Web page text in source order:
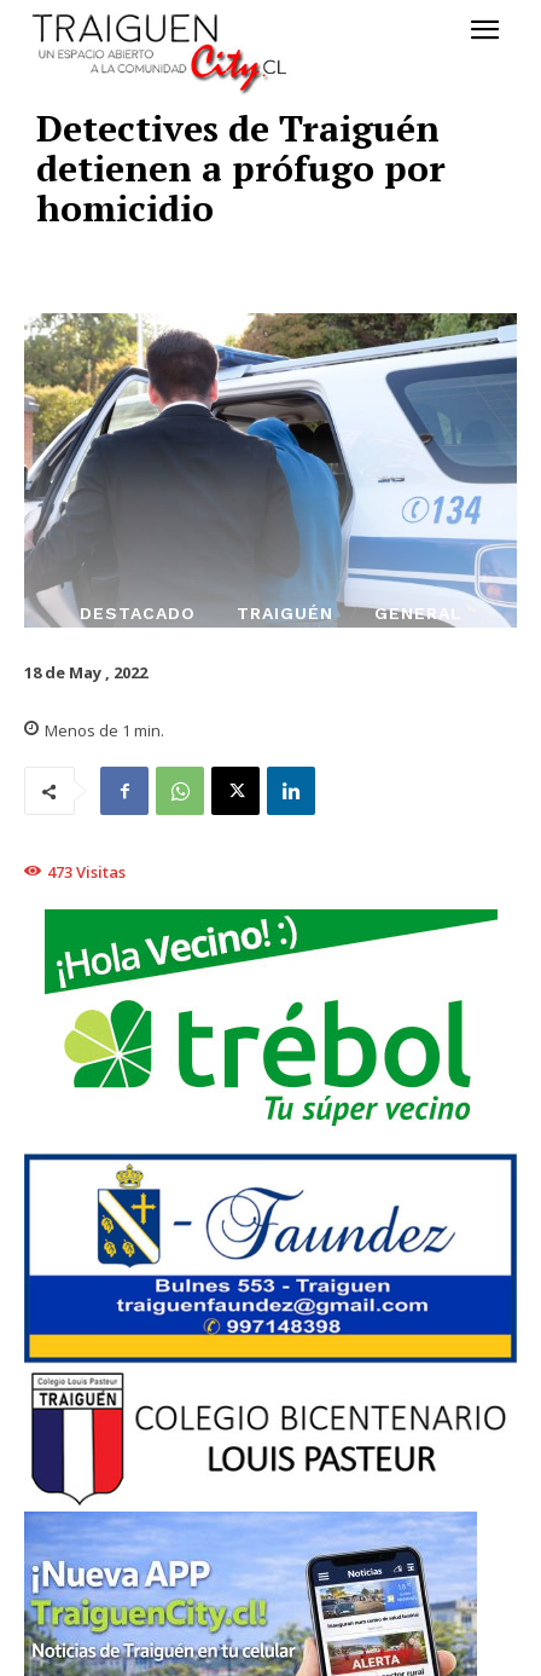
Detectives de Traiguén
detienen a prófugo por
homicidio
DESTACADO TRAIGUÉN GENERAL
18 de May , 2022
Menos de 1 min.
473Visitas